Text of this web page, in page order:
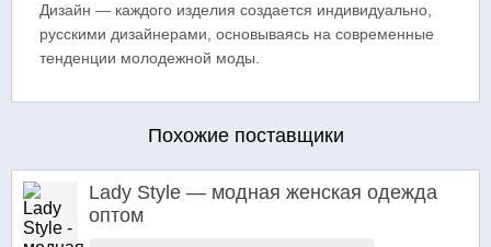
Дизайн — каждого изделия создается индивидуально,
русскими дизайнерами, основываясь на современные
тенденции молодежной моды.
Похожие поставщики
Lady Style — модная женская одежда
оптом